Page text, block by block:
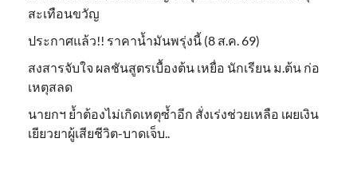
สะเทือนขวัญ
ประกาศแล้ว!! ราคาน้ำมันพรุ่งนี้ (8 ส.ค. 69)
สงสารจับใจ ผลชันสูตรเบื้องต้น เหยื่อ นักเรียน ม.ต้น ก่อ
เหตุสลด
นายกฯ ย้ำต้องไม่เกิดเหตุซ้ำอีก สั่งเร่งช่วยเหลือ เผยเงิน
เยียวยาผู้เสียชีวิต-บาดเจ็บ..